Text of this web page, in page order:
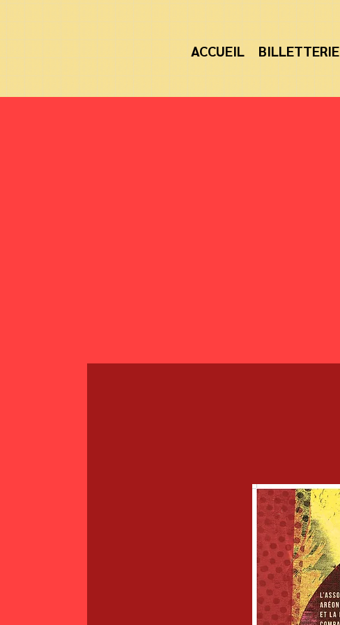
ACCUEIL BILLETTERIE